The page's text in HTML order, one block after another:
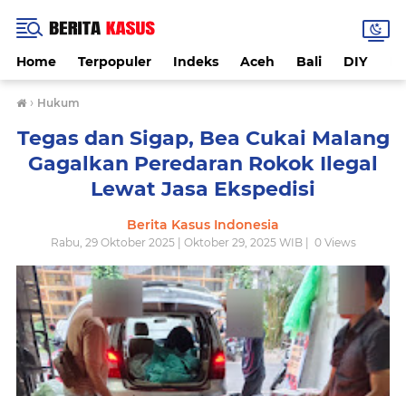
Home Terpopuler Indeks Aceh Bali DIY
› Hukum
Tegas dan Sigap, Bea Cukai Malang
Gagalkan Peredaran Rokok Ilegal
Lewat Jasa Ekspedisi
Berita Kasus Indonesia
Rabu, 29 Oktober 2025 | Oktober 29, 2025 WIB | 0Views